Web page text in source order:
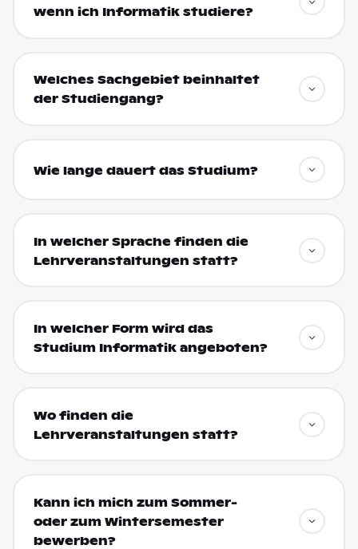
wenn ich Informatik studiere?
Welches Sachgebiet beinhaltet
der Studiengang?
Wie lange dauert das Studium?
In welcher Sprache finden die
Lehrveranstaltungen statt?
In welcher Form wird das
Studium Informatik angeboten?
Wo finden die
Lehrveranstaltungen statt?
Kann ich mich zum Sommer-
oder zum Wintersemester
bewerben?